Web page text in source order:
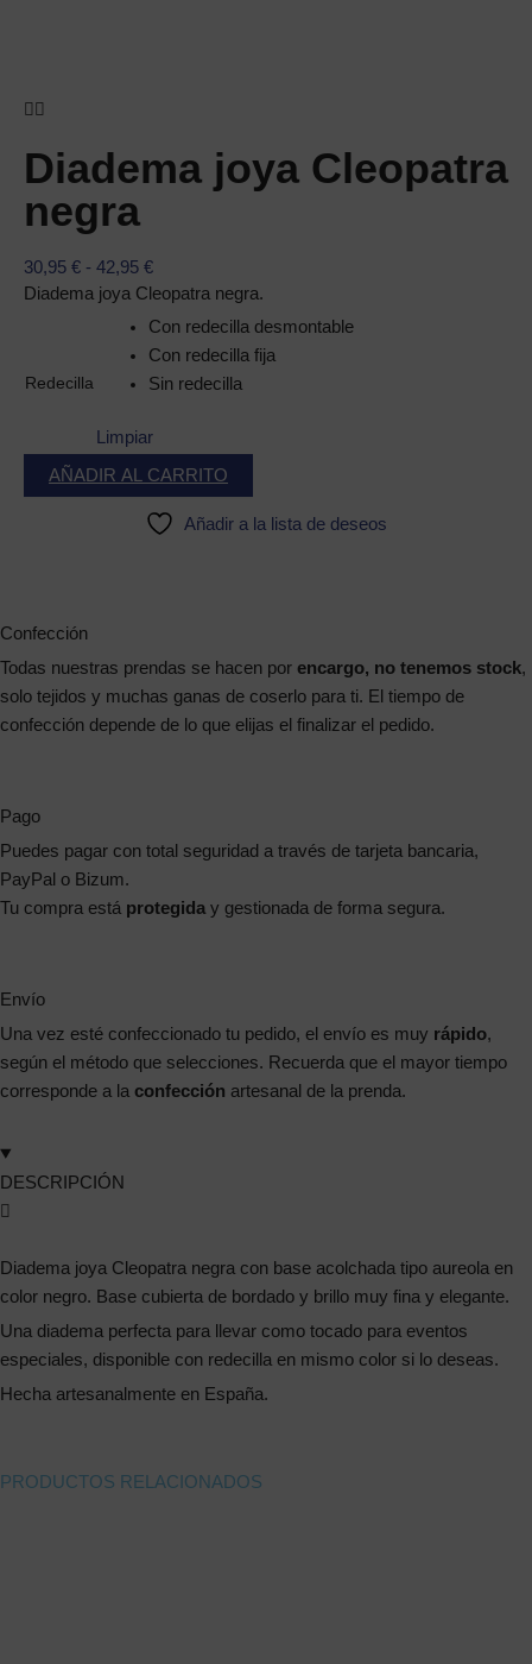
Diadema joya Cleopatra
negra
30,95 € - 42,95 €RANGO
PRECIOS:
DESDE
30,95 €
HASTA
42,95 €
Diadema joya Cleopatra negra.
Redecilla
Con redecilla desmontable
Con redecilla fija
Sin redecilla
Limpiar
negra
AÑADIR AL CARRITO
Añadir a la lista de deseos
Confección
Todas nuestras prendas se hacen por encargo, no tenemos stock,
solo tejidos y muchas ganas de coserlo para ti. El tiempo de
confección depende de lo que elijas el finalizar el pedido.
Pago
Puedes pagar con total seguridad a través de tarjeta bancaria,
PayPal o Bizum.
Tu compra está protegida y gestionada de forma segura.
Envío
Una vez esté confeccionado tu pedido, el envío es muy rápido,
según el método que selecciones. Recuerda que el mayor tiempo
corresponde a la confección artesanal de la prenda.
DESCRIPCIÓN
Diadema joya Cleopatra negra con base acolchada tipo aureola en
color negro. Base cubierta de bordado y brillo muy fina y elegante.
Una diadema perfecta para llevar como tocado para eventos
especiales, disponible con redecilla en mismo color si lo deseas.
Hecha artesanalmente en España.
PRODUCTOS RELACIONADOS